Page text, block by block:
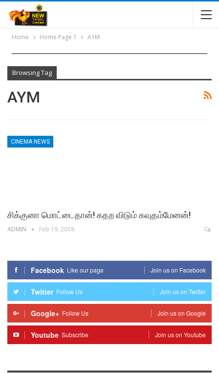
Home Home Page 1 AYM
Browsing Tag
AYM
CINEMA NEWS
சிக்குனா மொட்டைதான்! கதற விடும் கவுதம்மேனன்!
ADMIN Feb 19, 2018
Facebook Like our page Join us on Facebook
Twitter Follow Us Join us on Twitter
Google+ Follow Us Join us on Google
Youtube Subscribe Join us on Youtube